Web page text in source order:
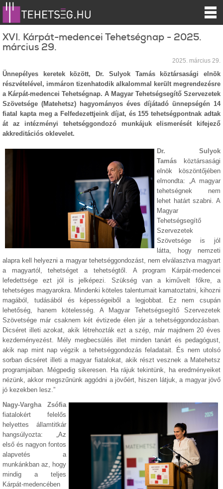
XVI. Kárpát-medencei Tehetségnap - 2025.
március 29.
2025. március 29.
Ünnepélyes keretek között, Dr. Sulyok Tamás köztársasági elnök
részvételével, immáron tizenhatodik alkalommal került megrendezésre
a Kárpát-medencei Tehetségnap. A Magyar Tehetségsegítő Szervezetek
Szövetsége (Matehetsz) hagyományos éves díjátadó ünnepségén 14
fiatal kapta meg a Felfedezettjeink díjat, és 155 tehetségpontnak adtak
át az intézményi tehetséggondozó munkájuk elismerését kifejező
akkreditációs oklevelet.
Dr. Sulyok
Tamás köztársasági
elnök köszöntőjében
elmondta: „A magyar
tehetségnek nem
lehet határt szabni. A
Magyar
Tehetségsegítő
Szervezetek
Szövetsége is jól
látta, hogy nemzeti
alapra kell helyezni a magyar tehetséggondozást, nem elválasztva magyart
a magyartól, tehetséget a tehetségtől. A program Kárpát-medencei
lefedettsége ezt jól is jelképezi. Szükség van a kiművelt főkre, a
tehetséges magyarokra. Mindenki köteles talentumait kamatoztatni, kihozni
magából, tudásából és képességeiből a legjobbat. Ez nem csupán
lehetőség, hanem kötelesség. A Magyar Tehetségsegítő Szervezetek
Szövetsége már csaknem két évtizede élen jár a tehetséggondozásban.
Dicséret illeti azokat, akik létrehozták ezt a szép, már majdnem 20 éves
kezdeményezést. Mély megbecsülés illet minden tanárt és pedagógust,
akik nap mint nap végzik a tehetséggondozás feladatait. És nem utolsó
sorban dicséret illeti a magyar fiatalokat, akik részt vesznek a Matehetsz
programjaiban. Mégpedig sikeresen. Ha rájuk tekintünk, ha eredményeiket
nézünk, akkor megszűnünk aggódni a jövőért, hiszen látjuk, a magyar jövő
jó kezekben lesz.”
Nagy-Vargha Zsófia
fiatalokért felelős
helyettes államtitkár
hangsúlyozta: „Az
első és nagyon fontos
alapvetés a
munkánkban az, hogy
mindig a teljes
Kárpát-medencében